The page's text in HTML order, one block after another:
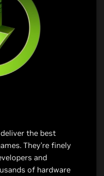
deliver the best
They’re finely
and
of hardware